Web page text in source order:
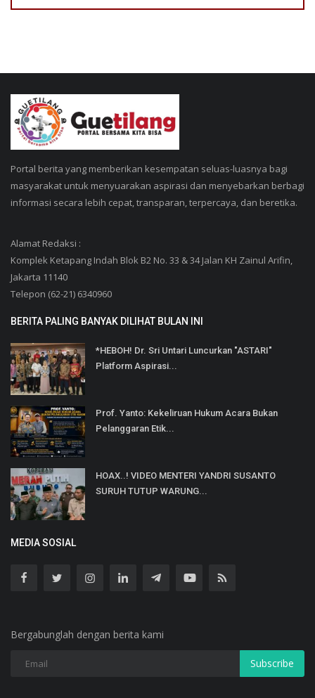
Portal berita yang memberikan kesempatan seluas-luasnya bagi
masyarakat untuk menyuarakan aspirasi dan menyebarkan berbagi
informasi secara lebih cepat, transparan, terpercaya, dan beretika.
Alamat Redaksi :
Komplek Ketapang Indah Blok B2 No. 33 & 34 Jalan KH Zainul Arifin,
Jakarta 11140
Telepon (62-21) 6340960
BERITA PALING BANYAK DILIHAT BULAN INI
*HEBOH! Dr. Sri Untari Luncurkan "ASTARI"
Platform Aspirasi...
Prof. Yanto: Kekeliruan Hukum Acara Bukan
Pelanggaran Etik...
HOAX..! VIDEO MENTERI YANDRI SUSANTO
SURUH TUTUP WARUNG...
MEDIA SOSIAL
Bergabunglah dengan berita kami
Subscribe